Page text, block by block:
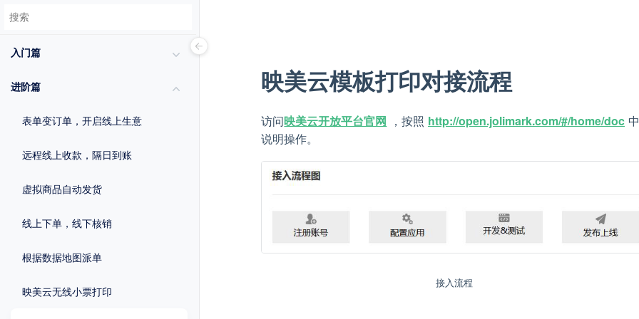
入门篇
进阶篇
表单变订单，开启线上生意
远程线上收款，隔日到账
虚拟商品自动发货
线上下单，线下核销
根据数据地图派单
映美云无线小票打印
映美云模板打印对接流程
访问映美云开放平台官网 ，按照 http://open.jolimark.com/#/home/doc 中
说明操作。
接入流程